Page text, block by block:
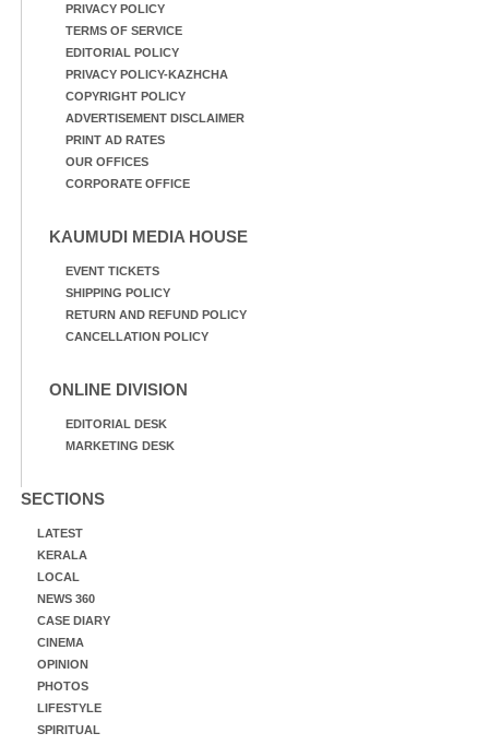
PRIVACY POLICY
TERMS OF SERVICE
EDITORIAL POLICY
PRIVACY POLICY-KAZHCHA
COPYRIGHT POLICY
ADVERTISEMENT DISCLAIMER
PRINT AD RATES
OUR OFFICES
CORPORATE OFFICE
KAUMUDI MEDIA HOUSE
EVENT TICKETS
SHIPPING POLICY
RETURN AND REFUND POLICY
CANCELLATION POLICY
ONLINE DIVISION
EDITORIAL DESK
MARKETING DESK
SECTIONS
LATEST
KERALA
LOCAL
NEWS 360
CASE DIARY
CINEMA
OPINION
PHOTOS
LIFESTYLE
SPIRITUAL